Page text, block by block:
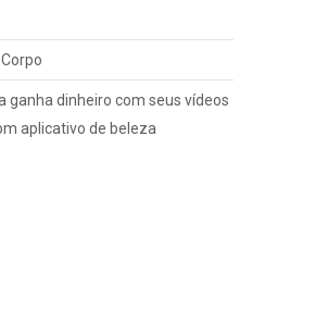
ganha dinheiro com seus vídeos
aplicativo de beleza